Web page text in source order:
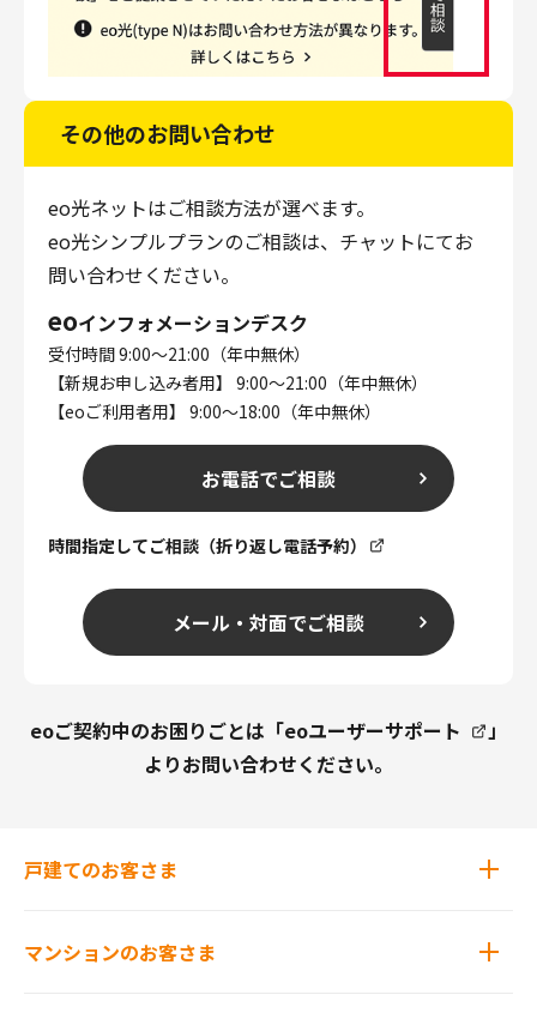
その他のお問い合わせ
eo光ネットはご相談方法が選べます。
eo光シンプルプランのご相談は、チャットにてお
問い合わせください。
eoインフォメーションデスク
受付時間 9:00～21:00（年中無休）
【新規お申し込み者用】 9:00～21:00（年中無休）
【eoご利用者用】 9:00～18:00（年中無休）
お電話でご相談
時間指定してご相談（折り返し電話予約）
メール・対面でご相談
eoご契約中のお困りごとは「eoユーザーサポート
」
よりお問い合わせください。
戸建てのお客さま
マンションのお客さま